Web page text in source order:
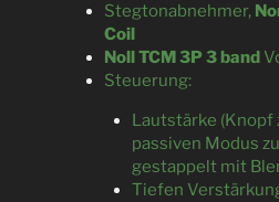
Stegtonabnehmer,
Coil
Noll TCM 3P 3 band
Steuerung:
Lautstärke (Knopf
passiven Modus
gestappelt mit
Tiefen